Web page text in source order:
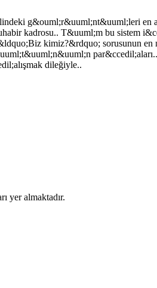
g&ouml;r&uuml;nt&uuml;leri en
kadrosu.. T&uuml;m bu sistem
kimiz?&rdquo; sorusunun en
dileğiyle..
yer almaktadır.